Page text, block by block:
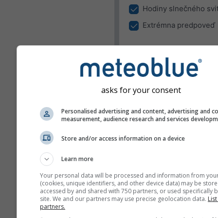
Hodiny slnečného
Extrémna predpoveď
Widget môže zobrazovať
pre vopred zadanú polohu
pokúsiť zistiť polohu každého
Použiť aktuálnu
Zistiť polohu
C
F
asks for your consent
Personalised advertising and content, advertising and
measurement, audience research and services
Store and/or access information on a device
Learn more
Your personal data will be processed and information from
(cookies, unique identifiers, and other device data) may be
accessed by and shared with 750 partners, or used specifically
site. We and our partners may use precise geolocation data.
partners.